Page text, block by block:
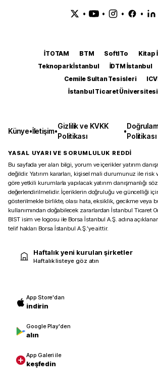
• • • •
İTOTAM BTM SoftITo
Kitap
Teknopark İstanbul
İDTM İstanbul
Cemile Sultan Tesisleri
İstanbul Ticaret Üniversitesi
Künye•İletişim•
Gizlilik ve KVKK
Politikası
•
Politikası
YASAL UYARI VE SORUMLULUK REDDİ
Bu sayfada yer alan bilgi, yorum ve içerikler yatırım
değildir. Yatırım kararları, kişisel mali durumunuz ile
göre yetkili kurumlarla yapılacak yatırım danışmanlığı
değerlendirilmelidir. İçeriklerin doğruluğu ve güncelliği
gösterilmekle birlikte, olası hata, eksiklik, gecikme veya
kullanımından doğabilecek zararlardan İstanbul Ticaret
BIST isim ve logosu ile Borsa İstanbul A.Ş. adına
telif hakları Borsa İstanbul A.Ş.’ye aittir.
Haftalık yeni kurulan şirketler
Haftalık listeye göz atın
App Store'dan
indirin
Google Play'den
alın
App Galeri ile
keşfedin